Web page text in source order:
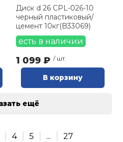
Диск d 26 CPL-026-10
черный пластиковый/
цемент 10кг(B33069)
есть в наличии
1 099 ₽ / шт.
В корзину
ещё
4 5 ...
27